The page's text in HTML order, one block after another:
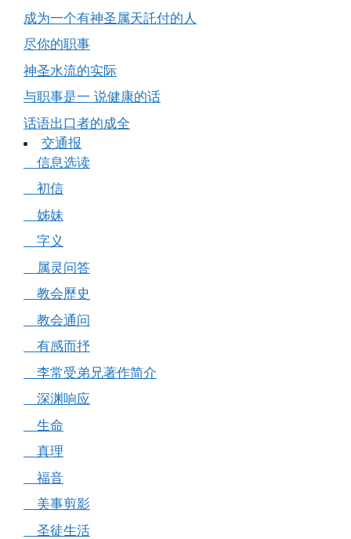
成为一个有神圣属天託付的人
尽你的职事
神圣水流的实际
与职事是一 说健康的话
话语出口者的成全
交通报
信息选读
初信
姊妹
字义
属灵问答
教会歷史
教会通问
有感而抒
李常受弟兄著作简介
深渊响应
生命
真理
福音
美事剪影
圣徒生活